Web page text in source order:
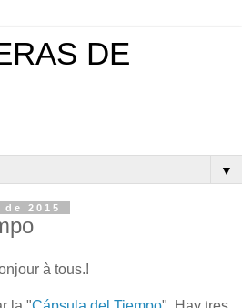
DE
▼
2015
à tous.!